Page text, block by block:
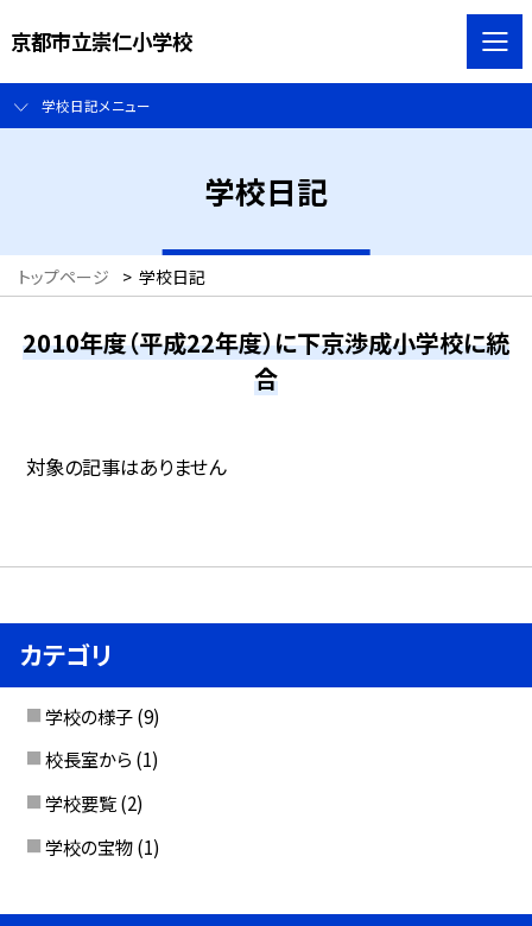
京都市立崇仁小学校
学校日記メニュー
学校日記
トップページ > 学校日記
2010年度（平成22年度）に下京渉成小学校に統
合
対象の記事はありません
カテゴリ
学校の様子 (9)
校長室から (1)
学校要覧 (2)
学校の宝物 (1)